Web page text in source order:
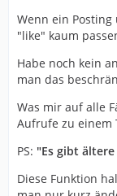
Wenn ein
"like" kaum
Habe noch kein
man das
Was mir auf alle
Aufrufe zu einem
PS: "Es gibt
Diese Funktion